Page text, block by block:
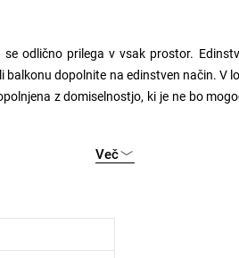
odlično prilega v vsak prostor.
dopolnite na edinstven način. V
z domiselnostjo, ki je ne bo
Več